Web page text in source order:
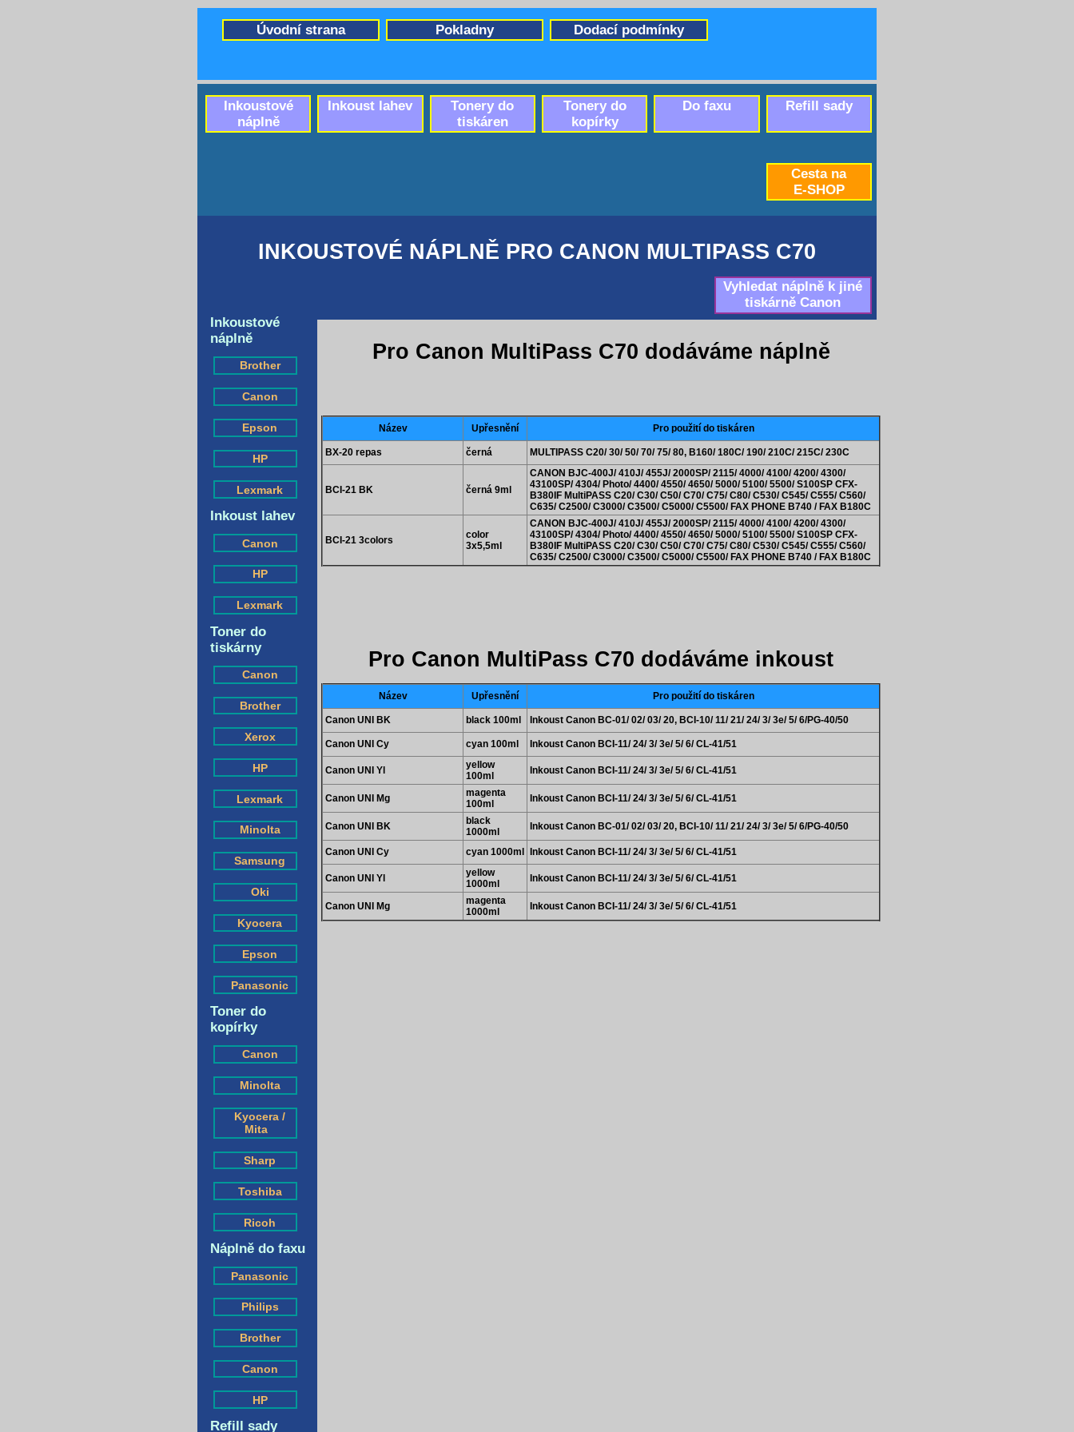
INKOUSTOVÉ NÁPLNĚ PRO CANON MULTIPASS C70
Vyhledat náplně k jiné
tiskárně Canon
Pro Canon MultiPass C70 dodáváme náplně
Cesta na
E-SHOP
Inkoustové
náplně
Brother
Canon
Epson
HP
Lexmark
Inkoust lahev
Canon
HP
Lexmark
Toner do
tiskárny
Canon
Brother
Xerox
HP
Lexmark
Minolta
Samsung
Oki
Kyocera
Epson
Panasonic
Toner do
kopírky
Canon
Minolta
Kyocera /
Mita
Sharp
Toshiba
Ricoh
Náplně do faxu
Panasonic
Philips
Brother
Canon
HP
Refill sady
Název Upřesnění Pro použití do tiskáren
BX-20 repas černá MULTIPASS C20/ 30/ 50/ 70/ 75/ 80, B160/ 180C/ 190/ 210C/ 215C/ 230C
BCI-21 BK černá 9ml
CANON BJC-400J/ 410J/ 455J/ 2000SP/ 2115/ 4000/ 4100/ 4200/ 4300/
43100SP/ 4304/ Photo/ 4400/ 4550/ 4650/ 5000/ 5100/ 5500/ S100SP CFX-
B380IF MultiPASS C20/ C30/ C50/ C70/ C75/ C80/ C530/ C545/ C555/ C560/
C635/ C2500/ C3000/ C3500/ C5000/ C5500/ FAX PHONE B740 / FAX B180C
BCI-21 3colors
color
3x5,5ml
CANON BJC-400J/ 410J/ 455J/ 2000SP/ 2115/ 4000/ 4100/ 4200/ 4300/
43100SP/ 4304/ Photo/ 4400/ 4550/ 4650/ 5000/ 5100/ 5500/ S100SP CFX-
B380IF MultiPASS C20/ C30/ C50/ C70/ C75/ C80/ C530/ C545/ C555/ C560/
C635/ C2500/ C3000/ C3500/ C5000/ C5500/ FAX PHONE B740 / FAX B180C
Pro Canon MultiPass C70 dodáváme inkoust
Název Upřesnění Pro použití do tiskáren
Canon UNI BK black 100ml Inkoust Canon BC-01/ 02/ 03/ 20, BCI-10/ 11/ 21/ 24/ 3/ 3e/ 5/ 6/PG-40/50
Canon UNI Cy cyan 100ml Inkoust Canon BCI-11/ 24/ 3/ 3e/ 5/ 6/ CL-41/51
Canon UNI Yl
yellow
100ml
Inkoust Canon BCI-11/ 24/ 3/ 3e/ 5/ 6/ CL-41/51
Canon UNI Mg
magenta
100ml
Inkoust Canon BCI-11/ 24/ 3/ 3e/ 5/ 6/ CL-41/51
Canon UNI BK
black
1000ml
Inkoust Canon BC-01/ 02/ 03/ 20, BCI-10/ 11/ 21/ 24/ 3/ 3e/ 5/ 6/PG-40/50
Canon UNI Cy cyan 1000ml Inkoust Canon BCI-11/ 24/ 3/ 3e/ 5/ 6/ CL-41/51
Canon UNI Yl
yellow
1000ml
Inkoust Canon BCI-11/ 24/ 3/ 3e/ 5/ 6/ CL-41/51
Canon UNI Mg
magenta
1000ml
Inkoust Canon BCI-11/ 24/ 3/ 3e/ 5/ 6/ CL-41/51
Dodací podmínky
Pokladny
Úvodní strana
Refill sady
Do faxu
Tonery do
kopírky
Tonery do
tiskáren
Inkoust lahev
Inkoustové
náplně